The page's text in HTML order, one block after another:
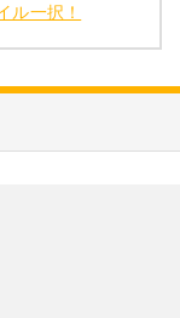
ル一択！